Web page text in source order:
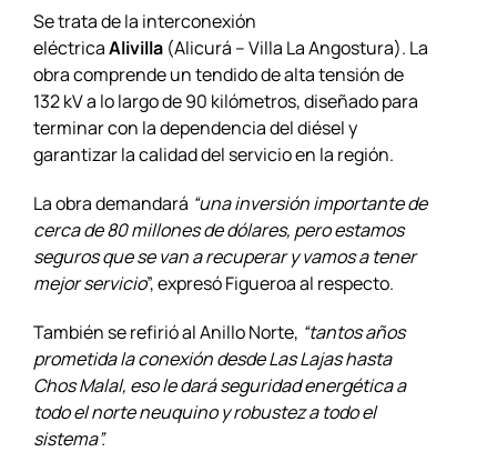
Se trata de la interconexión
eléctricaAlivilla (Alicurá – Villa La Angostura). La
obra comprende un tendido de alta tensión de
132 kV a lo largo de 90 kilómetros, diseñado para
terminar con la dependencia del diésel y
garantizar la calidad del servicio en la región.
La obra demandará “una inversión importante de
cerca de 80 millones de dólares, pero estamos
seguros que se van a recuperar y vamos a tener
mejor servicio”, expresó Figueroa al respecto.
También se refirió al Anillo Norte, “tantos años
prometida la conexión desde Las Lajas hasta
Chos Malal, eso le dará seguridad energética a
todo el norte neuquino y robustez a todo el
sistema”.